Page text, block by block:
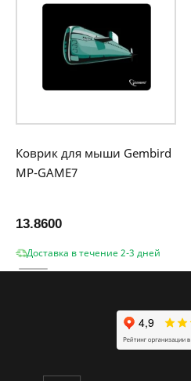
Коврик для мыши Gembird
MP-GAME7
13.8600
Доставка в течение 2-3 дней